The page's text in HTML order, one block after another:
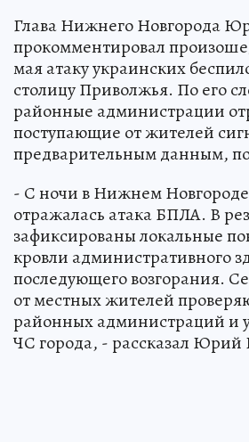
Глава Нижнего Новгорода
прокомментировал
мая атаку украинских
столицу Приволжья. По его
районные администрации
поступающие от жителей
предварительным данным,
- С ночи в Нижнем
отражалась атака БПЛА. В
зафиксированы локальные
кровли административного
последующего возгорания.
от местных жителей
районных администраций и
ЧС города, - рассказал